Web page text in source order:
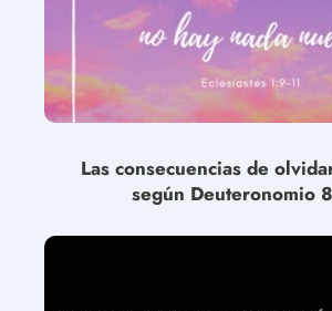
Las consecuencias de
según Deuteronomio